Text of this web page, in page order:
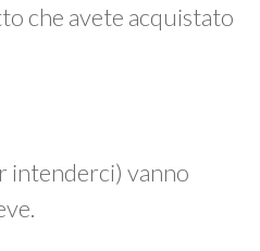
che avete acquistato
intenderci) vanno